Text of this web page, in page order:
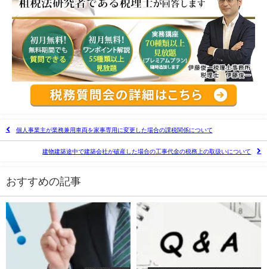
個人事業主が業務兼用車両を家事専用に変更した場合の課税関係について
建物建築途中で建築会社が破産した場合の工事代金の税務上の取扱いについて
おすすめの記事